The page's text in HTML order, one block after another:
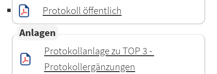
Protokoll öffentlich
Anlagen
Protokollanlage zu TOP 3 -
Protokollergänzungen